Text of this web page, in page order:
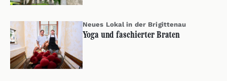
Neues Lokal in der Brigittenau
Yoga und faschierter Braten